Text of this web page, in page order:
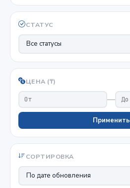
СТАТУС
ЦЕНА (₸)
—
Применить
СОРТИРОВКА